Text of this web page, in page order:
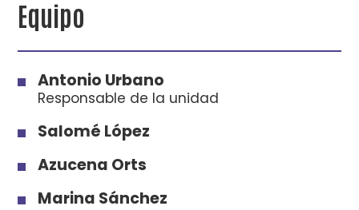
Equipo
Antonio Urbano
Responsable de la unidad
Salomé López
Azucena Orts
Marina Sánchez